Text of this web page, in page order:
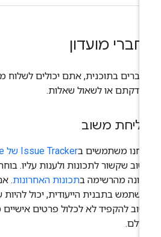
מועדון
בתוכנית, אתם יכולים לשלוח
או לשאול שאלות.
משוב
משתמשים בIssue Tracker של Google
שקשור לתכונות ולענות עליו.
מהרשימה בתכונות האחרונות. אם
בתבנית הייעודית, יכול להיות
להקפיד לא לכלול פרטים אישיים